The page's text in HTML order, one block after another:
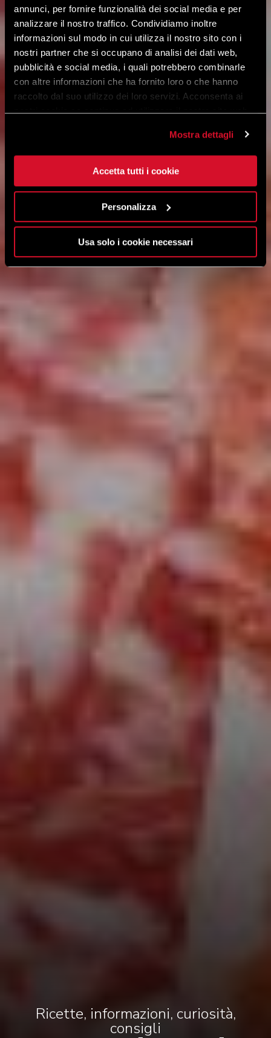
annunci, per fornire funzionalità dei social media e per
analizzare il nostro traffico. Condividiamo inoltre
informazioni sul modo in cui utilizza il nostro sito con i
nostri partner che si occupano di analisi dei dati web,
pubblicità e social media, i quali potrebbero combinarle
con altre informazioni che ha fornito loro o che hanno
raccolto dal suo utilizzo dei loro servizi. Acconsenta ai
nostri cookie se continua ad utilizzare il nostro sito web.
Mostra dettagli
Accetta tutti i cookie
Personalizza
Usa solo i cookie necessari
Ricette, informazioni, curiosità,
consigli